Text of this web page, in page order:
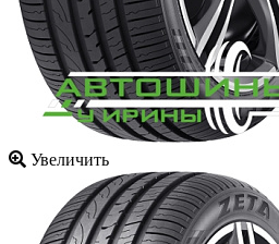
Увеличить